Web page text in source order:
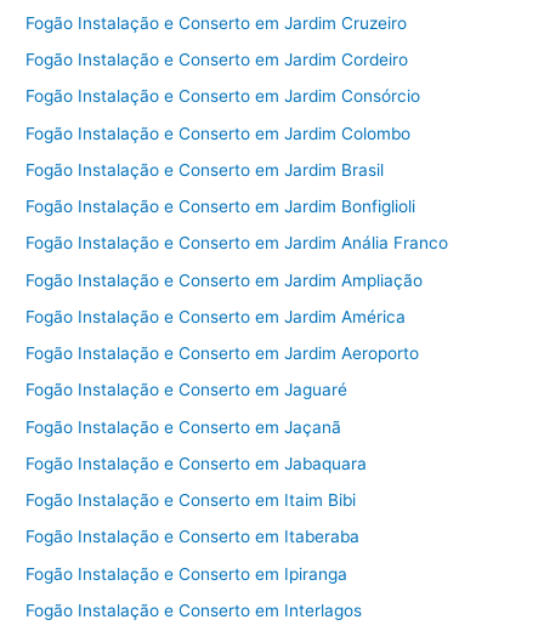
Fogão Instalação e Conserto em Jardim Cruzeiro
Fogão Instalação e Conserto em Jardim Cordeiro
Fogão Instalação e Conserto em Jardim Consórcio
Fogão Instalação e Conserto em Jardim Colombo
Fogão Instalação e Conserto em Jardim Brasil
Fogão Instalação e Conserto em Jardim Bonfiglioli
Fogão Instalação e Conserto em Jardim Anália Franco
Fogão Instalação e Conserto em Jardim Ampliação
Fogão Instalação e Conserto em Jardim América
Fogão Instalação e Conserto em Jardim Aeroporto
Fogão Instalação e Conserto em Jaguaré
Fogão Instalação e Conserto em Jaçanã
Fogão Instalação e Conserto em Jabaquara
Fogão Instalação e Conserto em Itaim Bibi
Fogão Instalação e Conserto em Itaberaba
Fogão Instalação e Conserto em Ipiranga
Fogão Instalação e Conserto em Interlagos